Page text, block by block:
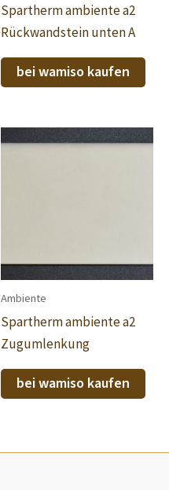
Spartherm ambiente a2
Rückwandstein unten A
bei wamiso kaufen
Ambiente
Spartherm ambiente a2
Zugumlenkung
bei wamiso kaufen